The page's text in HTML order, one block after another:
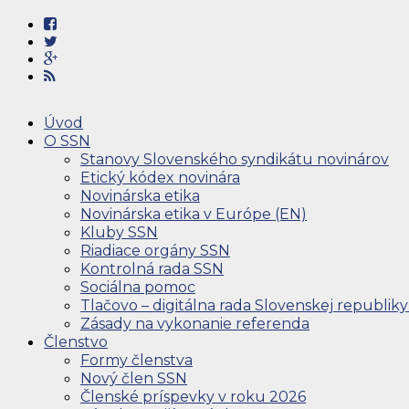
Úvod
O SSN
Stanovy Slovenského syndikátu novinárov
Etický kódex novinára
Novinárska etika
Novinárska etika v Európe (EN)
Kluby SSN
Riadiace orgány SSN
Kontrolná rada SSN
Sociálna pomoc
Tlačovo – digitálna rada Slovenskej republiky
Zásady na vykonanie referenda
Členstvo
Formy členstva
Nový člen SSN
Členské príspevky v roku 2026